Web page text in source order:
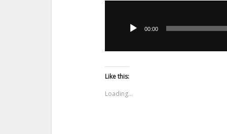
dźwiękowych
00:00
Like this:
Loading...